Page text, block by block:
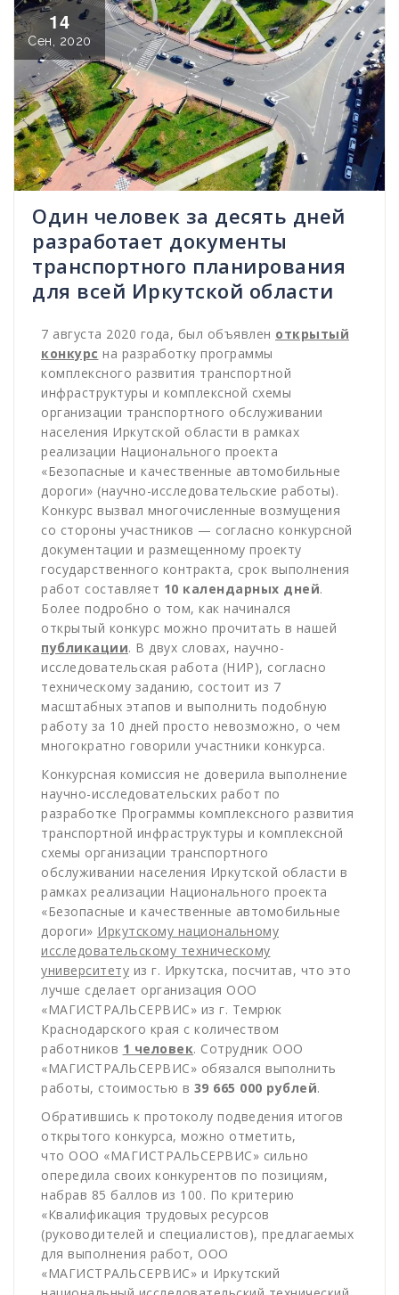
14
Сен, 2020
Один человек за десять дней
разработает документы
транспортного планирования
для всей Иркутской области
7 августа 2020 года, был объявлен открытый
конкурс на разработку программы
комплексного развития транспортной
инфраструктуры и комплексной схемы
организации транспортного обслуживании
населения Иркутской области в рамках
реализации Национального проекта
«Безопасные и качественные автомобильные
дороги» (научно-исследовательские работы).
Конкурс вызвал многочисленные возмущения
со стороны участников — согласно конкурсной
документации и размещенному проекту
государственного контракта, срок выполнения
работ составляет 10 календарных дней.
Более подробно о том, как начинался
открытый конкурс можно прочитать в нашей
публикации. В двух словах, научно-
исследовательская работа (НИР), согласно
техническому заданию, состоит из 7
масштабных этапов и выполнить подобную
работу за 10 дней просто невозможно, о чем
многократно говорили участники конкурса.
Конкурсная комиссия не доверила выполнение
научно-исследовательских работ по
разработке Программы комплексного развития
транспортной инфраструктуры и комплексной
схемы организации транспортного
обслуживании населения Иркутской области в
рамках реализации Национального проекта
«Безопасные и качественные автомобильные
дороги» Иркутскому национальному
исследовательскому техническому
университету из г. Иркутска, посчитав, что это
лучше сделает организация ООО
«МАГИСТРАЛЬСЕРВИС» из г. Темрюк
Краснодарского края с количеством
работников 1 человек. Сотрудник ООО
«МАГИСТРАЛЬСЕРВИС» обязался выполнить
работы, стоимостью в 39 665 000 рублей.
Обратившись к протоколу подведения итогов
открытого конкурса, можно отметить,
что ООО «МАГИСТРАЛЬСЕРВИС» сильно
опередила своих конкурентов по позициям,
набрав 85 баллов из 100. По критерию
«Квалификация трудовых ресурсов
(руководителей и специалистов), предлагаемых
для выполнения работ, ООО
«МАГИСТРАЛЬСЕРВИС» и Иркутский